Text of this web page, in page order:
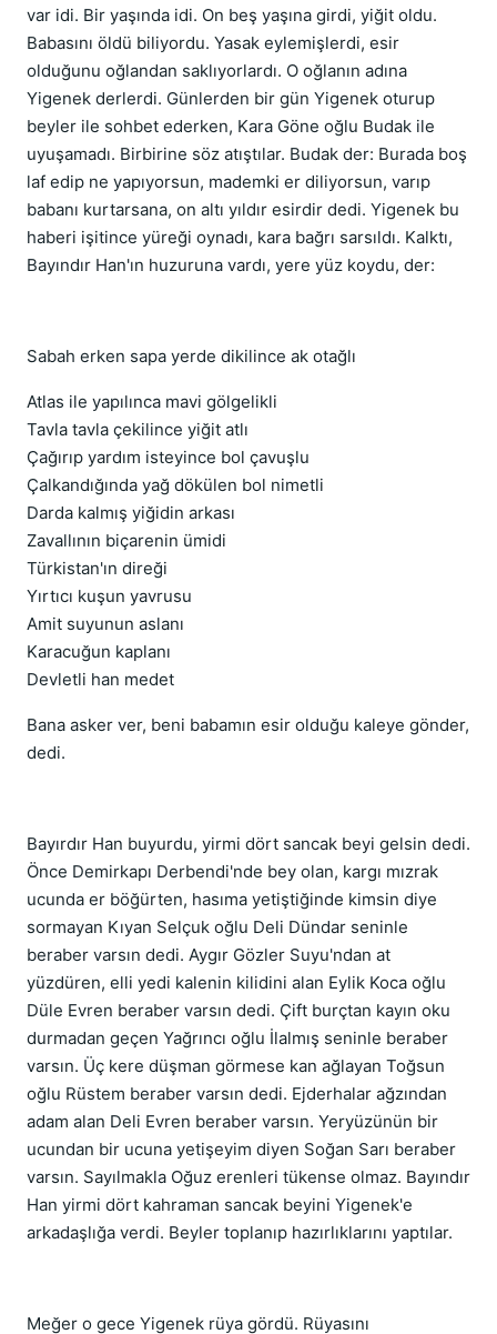
var idi. Bir yaşında idi. On beş yaşına girdi, yiğit oldu.
Babasını öldü biliyordu. Yasak eylemişlerdi, esir
olduğunu oğlandan saklıyorlardı. O oğlanın adına
Yigenek derlerdi. Günlerden bir gün Yigenek oturup
beyler ile sohbet ederken, Kara Göne oğlu Budak ile
uyuşamadı. Birbirine söz atıştılar. Budak der: Burada boş
laf edip ne yapıyorsun, mademki er diliyorsun, varıp
babanı kurtarsana, on altı yıldır esirdir dedi. Yigenek bu
haberi işitince yüreği oynadı, kara bağrı sarsıldı. Kalktı,
Bayındır Han'ın huzuruna vardı, yere yüz koydu, der:
Sabah erken sapa yerde dikilince ak otağlı
Atlas ile yapılınca mavi gölgelikli
Tavla tavla çekilince yiğit atlı
Çağırıp yardım isteyince bol çavuşlu
Çalkandığında yağ dökülen bol nimetli
Darda kalmış yiğidin arkası
Zavallının biçarenin ümidi
Türkistan'ın direği
Yırtıcı kuşun yavrusu
Amit suyunun aslanı
Karacuğun kaplanı
Devletli han medet
Bana asker ver, beni babamın esir olduğu kaleye gönder,
dedi.
Bayırdır Han buyurdu, yirmi dört sancak beyi gelsin dedi.
Önce Demirkapı Derbendi'nde bey olan, kargı mızrak
ucunda er böğürten, hasıma yetiştiğinde kimsin diye
sormayan Kıyan Selçuk oğlu Deli Dündar seninle
beraber varsın dedi. Aygır Gözler Suyu'ndan at
yüzdüren, elli yedi kalenin kilidini alan Eylik Koca oğlu
Düle Evren beraber varsın dedi. Çift burçtan kayın oku
durmadan geçen Yağrıncı oğlu İlalmış seninle beraber
varsın. Üç kere düşman görmese kan ağlayan Toğsun
oğlu Rüstem beraber varsın dedi. Ejderhalar ağzından
adam alan Deli Evren beraber varsın. Yeryüzünün bir
ucundan bir ucuna yetişeyim diyen Soğan Sarı beraber
varsın. Sayılmakla Oğuz erenleri tükense olmaz. Bayındır
Han yirmi dört kahraman sancak beyini Yigenek'e
arkadaşlığa verdi. Beyler toplanıp hazırlıklarını yaptılar.
Meğer o gece Yigenek rüya gördü. Rüyasını